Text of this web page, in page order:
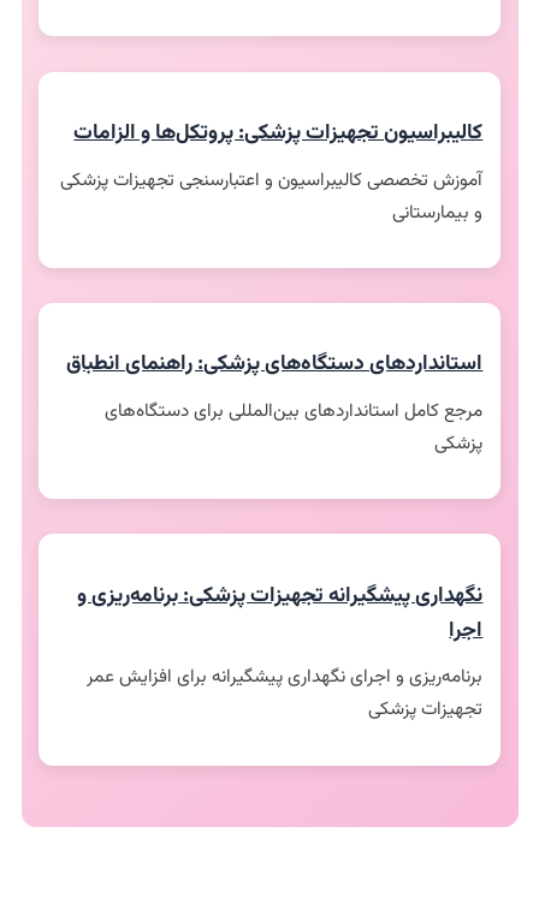
کالیبراسیون تجهیزات پزشکی: پروتکل‌ها و الزامات
آموزش تخصصی کالیبراسیون و اعتبارسنجی تجهیزات پزشکی
و بیمارستانی
استانداردهای دستگاه‌های پزشکی: راهنمای انطباق
مرجع کامل استانداردهای بین‌المللی برای دستگاه‌های
پزشکی
نگهداری پیشگیرانه تجهیزات پزشکی: برنامه‌ریزی و
اجرا
برنامه‌ریزی و اجرای نگهداری پیشگیرانه برای افزایش عمر
تجهیزات پزشکی